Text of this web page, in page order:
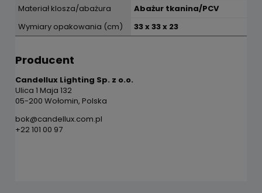
Materiał klosza/abażura
Abażur tkanina/PCV
Wymiary opakowania (cm)
33 x 33 x 23
Producent
Candellux Lighting Sp. z o.o.
Ulica 1 Maja 132
05-200 Wołomin, Polska
bok@candellux.com.pl
+22 101 00 97